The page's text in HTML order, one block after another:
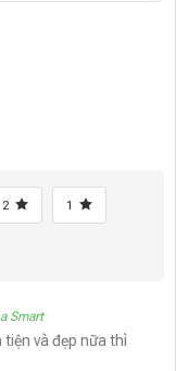
2 1
Smart
tiện và đẹp nữa thì